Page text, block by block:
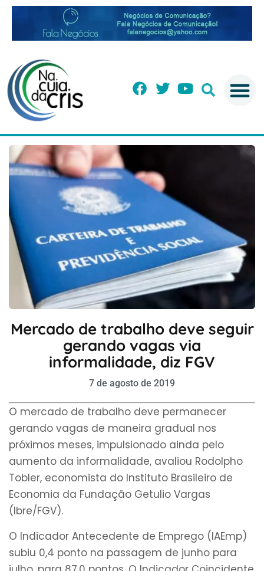
Mercado de trabalho deve seguir
gerando vagas via
informalidade, diz FGV
7 de agosto de 2019
O mercado de trabalho deve permanecer
gerando vagas de maneira gradual nos
próximos meses, impulsionado ainda pelo
aumento da informalidade, avaliou Rodolpho
Tobler, economista do Instituto Brasileiro de
Economia da Fundação Getulio Vargas
(Ibre/FGV).
O Indicador Antecedente de Emprego (IAEmp)
subiu 0,4 ponto na passagem de junho para